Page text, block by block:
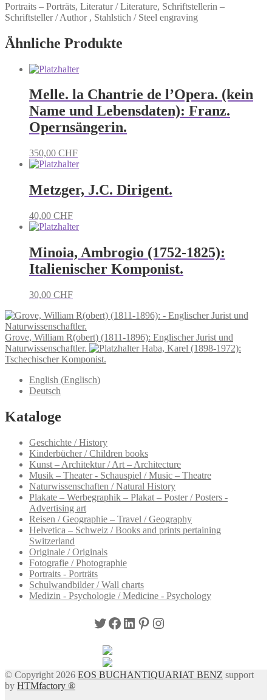
Portraits – Porträts, Literatur / Literature, Schriftstellerin –
Schriftsteller / Author , Stahlstich / Steel engraving
Ähnliche Produkte
Melle. la Chantrie de l’Opera. (kein
Name und Lebensdaten): Franz.
Opernsängerin.
350,00 CHF
Metzger, J.C. Dirigent.
40,00 CHF
Minoia, Ambrogio (1752-1825):
Italienischer Komponist.
30,00 CHF
Grove, William R(obert) (1811-1896): Englischer Jurist und
Naturwissenschaftler.
Haba, Karel (1898-1972):
Tschechischer Komponist.
English (Englisch)
Deutsch
Kataloge
Geschichte / History
Kinderbücher / Children books
Kunst – Architektur / Art – Architecture
Musik – Theater - Schauspiel / Music – Theatre
Naturwissenschaften / Natural History
Plakate – Werbegraphik – Plakat – Poster / Posters -
Advertising art
Reisen / Geographie – Travel / Geography
Helvetica – Schweiz / Books and prints pertaining
Switzerland
Originale / Originals
Fotografie / Photographie
Portraits - Porträts
Schulwandbilder / Wall charts
Medizin - Psychologie / Medicine - Psychology
Twitter
Facebook
LinkedIn
Pinterest
Instagram
© Copyright 2026 EOS BUCHANTIQUARIAT BENZ support
by HTMfactory ®